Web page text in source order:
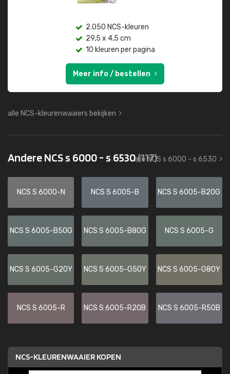
2.050 NCS-kleuren
29,5 x 4,5 cm
10 kleuren per pagina
Meer info / bestellen
alle NCS-kleurenwaaiers bekijken
Andere NCS s 6000 - s 6530(117)
alle NCS s 6000 - s 6530
NCS S 6000-N NCS S 6005-B NCS S 6005-B20G
NCS S 6005-B50G NCS S 6005-B80G NCS S 6005-G
NCS S 6005-G20Y NCS S 6005-G50Y NCS S 6005-G80Y
NCS S 6005-R NCS S 6005-R20B NCS S 6005-R50B
NCS-KLEURENWAAIER KOPEN